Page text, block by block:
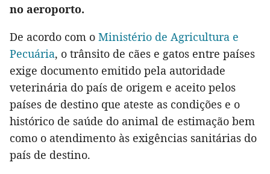
no aeroporto.
De acordo com o Ministério de Agricultura e
Pecuária, o trânsito de cães e gatos entre países
exige documento emitido pela autoridade
veterinária do país de origem e aceito pelos
países de destino que ateste as condições e o
histórico de saúde do animal de estimação bem
como o atendimento às exigências sanitárias do
país de destino.